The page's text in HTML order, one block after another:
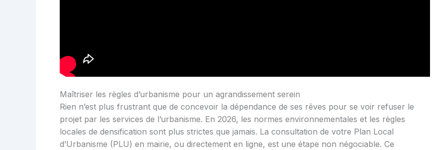
Maîtriser les règles d’urbanisme pour un agrandissement serein
Rien n’est plus frustrant que de concevoir la dépendance de ses rêves pour se voir refuser le
projet par les services de l’urbanisme. En 2026, les normes environnementales et les règles
locales de densification sont plus strictes que jamais. La consultation de votre Plan Local
d’Urbanisme (PLU) en mairie, ou directement en ligne, est une étape non négociable. Ce